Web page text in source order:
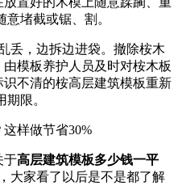
堵截或锯、割。
丢，边拆边进袋。撤除桉木
模板养护人员及时对桉木板
不清的桉高层建筑模板重新
限。
于高层建筑模板多少钱一平
大家看了以后是不是都了解